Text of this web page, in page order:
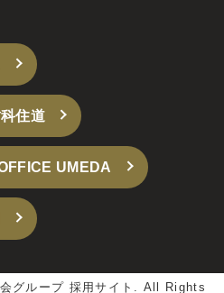
住道
UMEDA
グループ 採用サイト. All Rights